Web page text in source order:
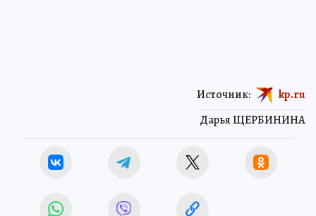
Дарья ЩЕРБИНИНА
Источник: kp.ru